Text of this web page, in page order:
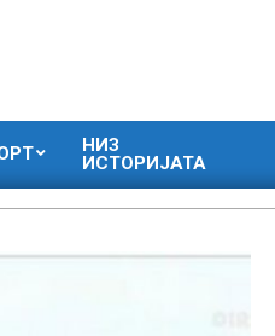
НИЗ
ИСТОРИЈАТА